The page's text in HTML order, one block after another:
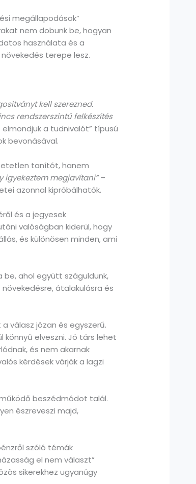
megállapodások”
nem dobunk be, hogyan
használata és a
terepe lesz.
kell szerezned.
rendszerszintű felkészítés
elmondjuk a tudnivalót” típusú
bevonásával.
tanítót, hanem
igyekeztem megjavítani”–
azonnal kipróbálhatók.
és a jegyesek
valóságban kiderül, hogy
és különösen minden, ami
ahol együtt száguldunk,
átalakulásra és
válasz józan és egyszerű.
könnyű elveszni. Jó társ lehet
és nem akarnak
kérdések várják a lagzi
beszédmódot talál.
észreveszi majd,
szóló témák
el nem választ”
sikerekhez ugyanúgy